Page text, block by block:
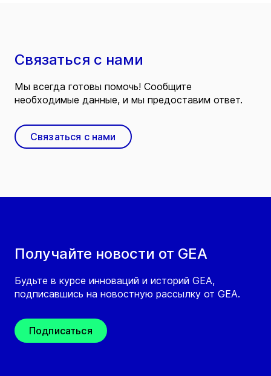
Получайте новости от GEA
Будьте в курсе инноваций и историй GEA,
подписавшись на новостную рассылку от GEA.
Подписаться
Связаться с нами
Мы всегда готовы помочь! Сообщите
необходимые данные, и мы предоставим ответ.
Связаться с нами